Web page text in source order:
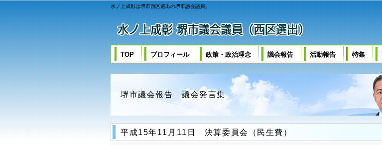
水ノ上成彰は堺市西区選出の堺市議会議員。
堺市議会報告 議会発言集
平成15年11月11日 決算委員会（民生費）
TOP プロフィール 政策・政治理念 議会報告 活動報告 特集